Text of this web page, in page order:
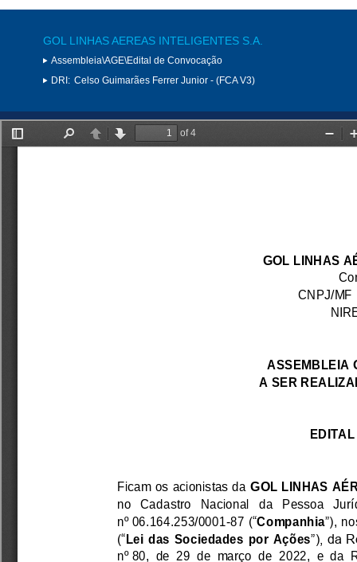
GOL LINHAS AEREAS INTELIGENTES S.A.
Assembleia\AGE\Edital de Convocação
DRI: Celso Guimarães Ferrer Junior - (FCA V3)